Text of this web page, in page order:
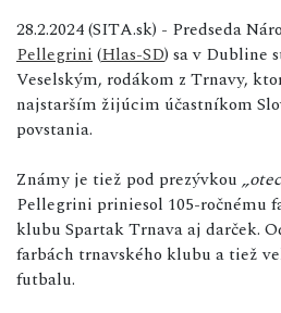
28.2.2024 (SITA.sk) - Predseda
Pellegrini (Hlas-SD) sa v Dubline
Veselským, rodákom z Trnavy,
najstarším žijúcim účastníkom
povstania.
Známy je tiež pod prezývkou
Pellegrini priniesol 105-ročnému
klubu Spartak Trnava aj darček.
farbách trnavského klubu a tiež
futbalu.